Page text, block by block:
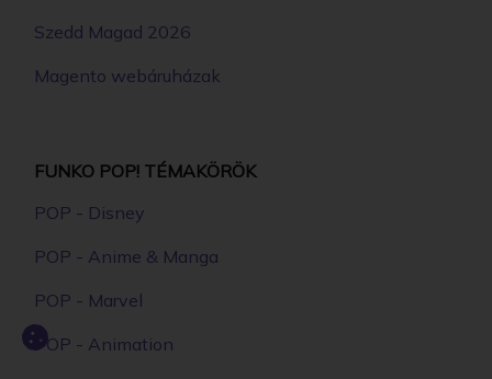
Szedd Magad 2026
Magento webáruházak
FUNKO POP! TÉMAKÖRÖK
POP - Disney
POP - Anime & Manga
POP - Marvel
POP - Animation